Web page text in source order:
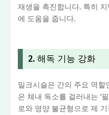
재생을 촉진합니다. 특히
에 도움을 줍니다.
2. 해독 기능 강화
밀크시슬은 간의 주요 역
은 체내 독소를 걸러내는 ‘
로와 영양 불균형으로 제